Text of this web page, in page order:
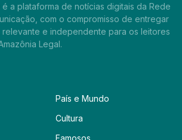
é a plataforma de notícias digitais da Rede
com o compromisso de entregar
e independente para os leitores
Legal.
País e Mundo
Cultura
Famosos